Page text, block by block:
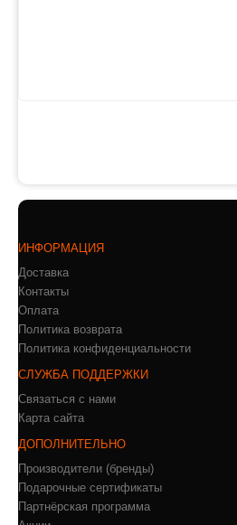
ИНФОРМАЦИЯ
Доставка
Контакты
Оплата
Политика возврата
Политика конфиденциальности
СЛУЖБА ПОДДЕРЖКИ
Связаться с нами
Карта сайта
ДОПОЛНИТЕЛЬНО
Производители (бренды)
Подарочные сертификаты
Партнёрская программа